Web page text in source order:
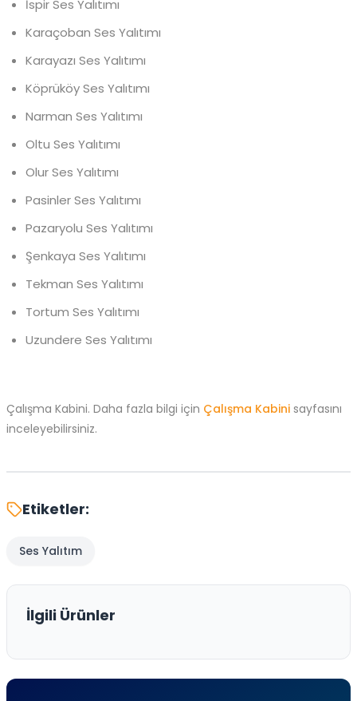
İspir Ses Yalıtımı
Karaçoban Ses Yalıtımı
Karayazı Ses Yalıtımı
Köprüköy Ses Yalıtımı
Narman Ses Yalıtımı
Oltu Ses Yalıtımı
Olur Ses Yalıtımı
Pasinler Ses Yalıtımı
Pazaryolu Ses Yalıtımı
Şenkaya Ses Yalıtımı
Tekman Ses Yalıtımı
Tortum Ses Yalıtımı
Uzundere Ses Yalıtımı
Çalışma Kabini. Daha fazla bilgi için Çalışma Kabini sayfasını
inceleyebilirsiniz.
Etiketler:
Ses Yalıtım
İlgili Ürünler